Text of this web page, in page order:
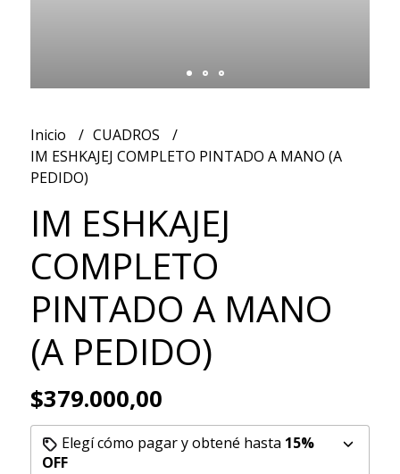
Inicio
CUADROS
IM ESHKAJEJ COMPLETO PINTADO A MANO (A
PEDIDO)
IM ESHKAJEJ
COMPLETO
PINTADO A MANO
(A PEDIDO)
$379.000,00
Elegí cómo pagar y obtené hasta 15%
OFF